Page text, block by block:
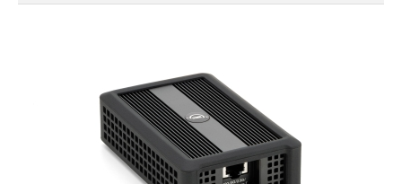
アップグレードとツール